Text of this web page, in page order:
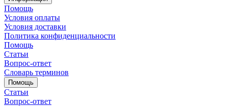
Помощь
Условия оплаты
Условия доставки
Политика конфиденциальности
Помощь
Статьи
Вопрос-ответ
Словарь терминов
Помощь
Статьи
Вопрос-ответ